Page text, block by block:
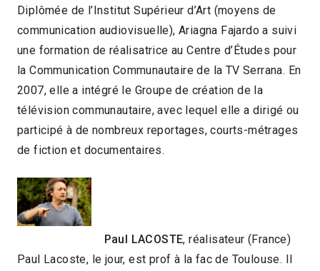
Diplômée de l’Institut Supérieur d’Art (moyens de
communication audiovisuelle), Ariagna Fajardo a suivi
une formation de réalisatrice au Centre d’Études pour
la Communication Communautaire de la TV Serrana. En
2007, elle a intégré le Groupe de création de la
télévision communautaire, avec lequel elle a dirigé ou
participé à de nombreux reportages, courts-métrages
de fiction et documentaires.
Paul LACOSTE, réalisateur (France)
Paul Lacoste, le jour, est prof à la fac de Toulouse. Il